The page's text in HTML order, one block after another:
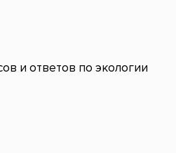
и ответов по экологии